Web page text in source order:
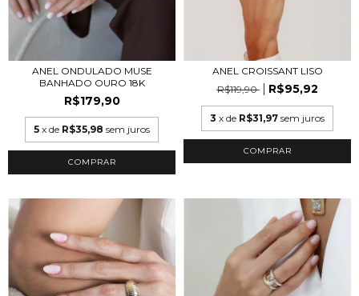
ANEL ONDULADO MUSE
BANHADO OURO 18K
R$179,90
5 x de R$35,98 sem juros
COMPRAR
ANEL CROISSANT LISO
R$119,90
R$95,92
3 x de R$31,97 sem juros
COMPRAR